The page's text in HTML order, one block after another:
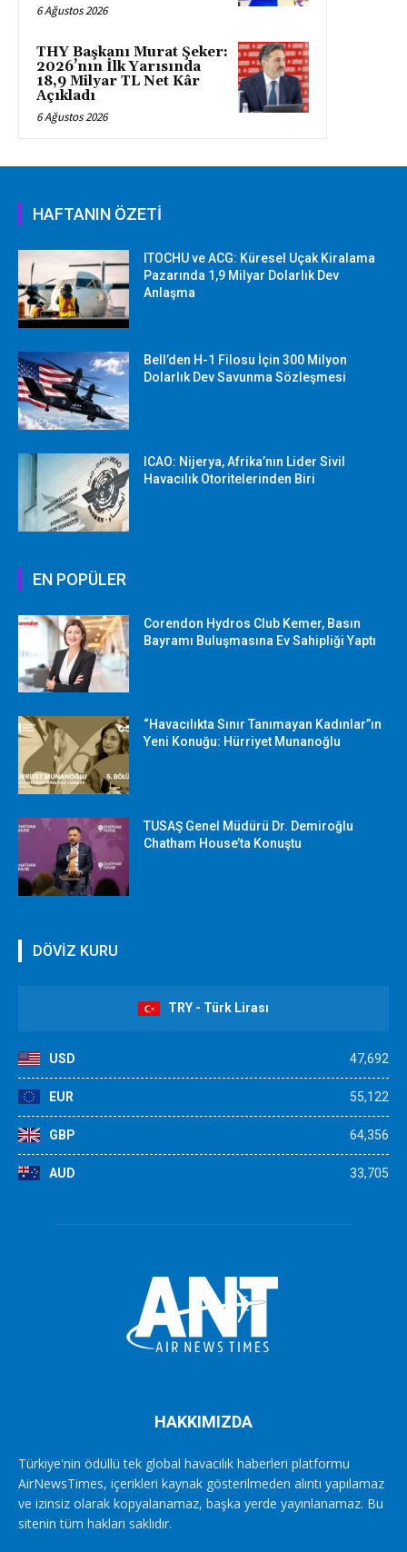
6 Ağustos 2026
THY Başkanı Murat Şeker:
2026’nın İlk Yarısında
18,9 Milyar TL Net Kâr
Açıkladı
6 Ağustos 2026
HAFTANIN ÖZETİ
ITOCHU ve ACG: Küresel Uçak Kiralama
Pazarında 1,9 Milyar Dolarlık Dev
Anlaşma
Bell’den H-1 Filosu İçin 300 Milyon
Dolarlık Dev Savunma Sözleşmesi
ICAO: Nijerya, Afrika’nın Lider Sivil
Havacılık Otoritelerinden Biri
EN POPÜLER
Corendon Hydros Club Kemer, Basın
Bayramı Buluşmasına Ev Sahipliği Yaptı
“Havacılıkta Sınır Tanımayan Kadınlar”ın
Yeni Konuğu: Hürriyet Munanoğlu
TUSAŞ Genel Müdürü Dr. Demiroğlu
Chatham House’ta Konuştu
DÖVİZ KURU
TRY - Türk Lirası
USD 47,692
EUR 55,122
GBP 64,356
AUD 33,705
HAKKIMIZDA
Türkiye'nin ödüllü tek global havacılık haberleri platformu
AirNewsTimes, içerikleri kaynak gösterilmeden alıntı yapılamaz
ve izinsiz olarak kopyalanamaz, başka yerde yayınlanamaz. Bu
sitenin tüm hakları saklıdır.